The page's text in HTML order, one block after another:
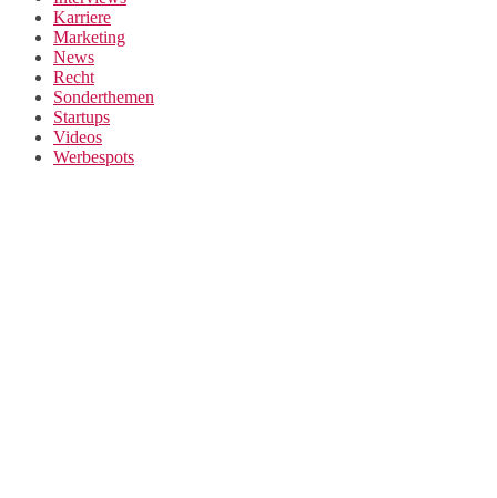
Karriere
Marketing
News
Recht
Sonderthemen
Startups
Videos
Werbespots